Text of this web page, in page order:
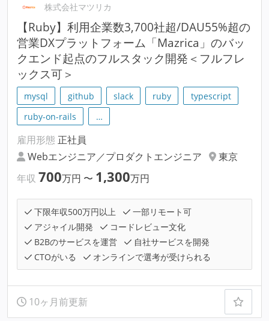
株式会社マツリカ
【Ruby】利用企業数3,700社超/DAU55%超の
営業DXプラットフォーム「Mazrica」のバッ
クエンド起点のフルスタック開発＜フルフレ
ックス可＞
mysql github slack ruby
typescript
ruby-on-rails
…
雇用形態 正社員
Webエンジニア／プロダクトエンジニア
東京
年収 700万円 〜 1,300万円
下限年収500万円以上
一部リモート可
アジャイル開発
コードレビュー文化
B2Bのサービスを運営
自社サービスを開発
CTOがいる
オンラインで選考が受けられる
10ヶ月前更新